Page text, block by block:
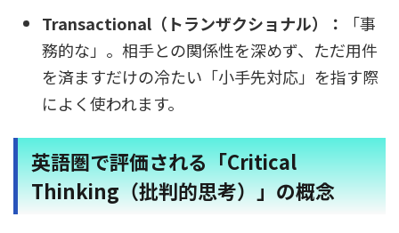
Transactional（トランザクショナル）：
「事
務的な」。相手との関係性を深めず、ただ用件
を済ますだけの冷たい「小手先対応」を指す際
によく使われます。
英語圏で評価される「Critical
Thinking（批判的思考）」の概念